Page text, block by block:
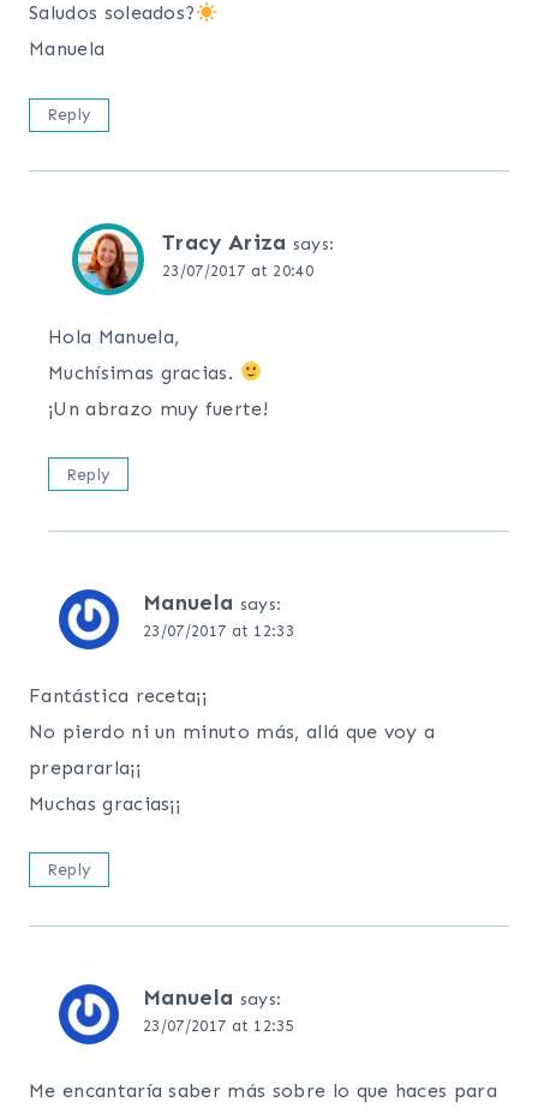
Saludos soleados?
Manuela
Reply
Tracy Ariza says:
23/07/2017 at 20:40
Hola Manuela,
Muchísimas gracias.
¡Un abrazo muy fuerte!
Reply
Manuela says:
23/07/2017 at 12:33
Fantástica receta¡¡
No pierdo ni un minuto más, allá que voy a
prepararla¡¡
Muchas gracias¡¡
Reply
Manuela says:
23/07/2017 at 12:35
Me encantaría saber más sobre lo que haces para